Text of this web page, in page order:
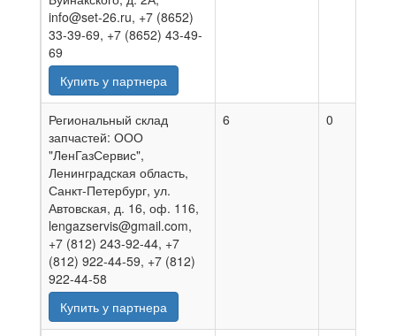
info@set-26.ru, +7 (8652)
33-39-69, +7 (8652) 43-49-
69
Купить у партнера
Региональный склад
запчастей: ООО
"ЛенГазСервис",
Ленинградская область,
Санкт-Петербург, ул.
Автовская, д. 16, оф. 116,
lengazservis@gmail.com,
+7 (812) 243-92-44, +7
(812) 922-44-59, +7 (812)
922-44-58
Купить у партнера
6 0